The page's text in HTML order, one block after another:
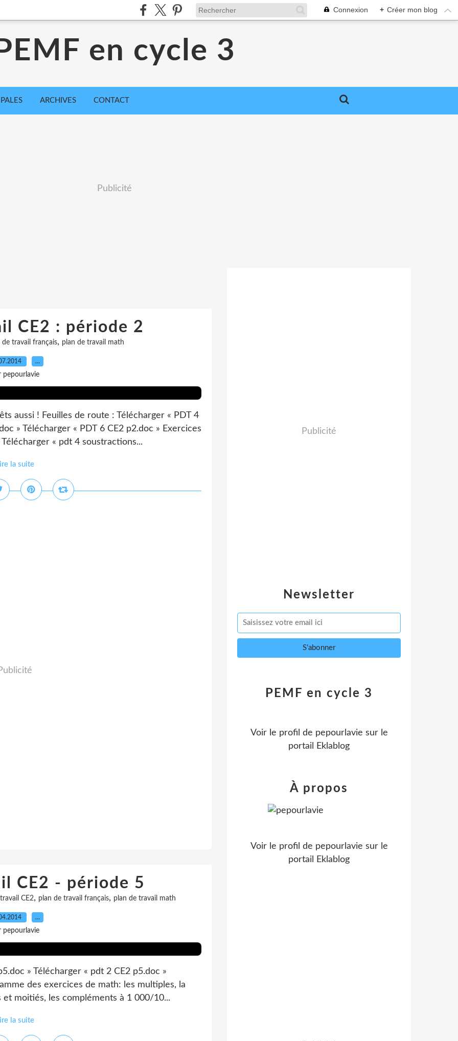
Connexion + Créer mon blog
en cycle 3
ARCHIVES CONTACT
Publicité
CE2 : période 2
de travail français, plan de travail math
…
pepourlavie
aussi ! Feuilles de route : Télécharger « PDT 4
» Télécharger « PDT 6 CE2 p2.doc » Exercices
« pdt 4 soustractions...
la suite
CE2 - période 5
CE2, plan de travail français, plan de travail math
…
pepourlavie
» Télécharger « pdt 2 CE2 p5.doc »
des exercices de math: les multiples, la
moitiés, les compléments à 1 000/10...
la suite
Newsletter
Publicité
PEMF en cycle 3
Voir le profil de pepourlavie sur le
portail Eklablog
À propos
Voir le profil de pepourlavie sur le
portail Eklablog